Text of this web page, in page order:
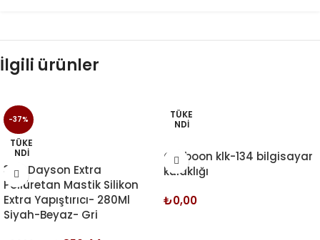
İlgili ürünler
-37%
TÜKE
NDI
3 Lü Dayson Extra
Poliüretan Mastik Silikon
Extra Yapıştırıcı- 280Ml
Siyah-Beyaz- Gri
TÜKE
NDI
Carboon klk-134 bilgisayar
kulaklığı
₺0,00